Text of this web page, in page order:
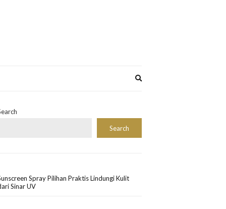
Search
Spray Pilihan Praktis Lindungi Kulit
Sinar UV